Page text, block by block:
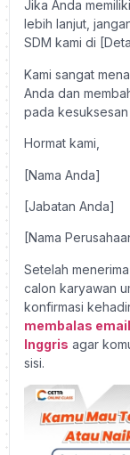
Jika Anda
lebih lanjut,
SDM kami di
Kami sangat
Anda dan
pada
Hormat kami,
[Nama Anda]
[Jabatan Anda]
[Nama
Setelah
calon karyawan
konfirmasi
membalas
Inggris agar
sisi.